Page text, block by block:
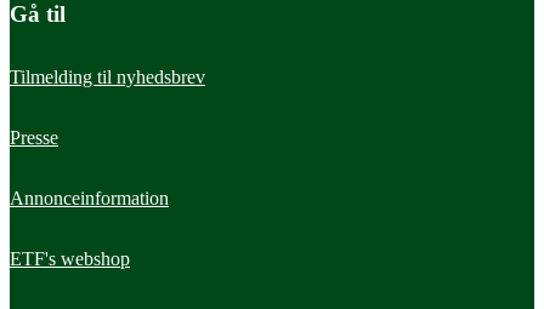
Gå til
Tilmelding til nyhedsbrev
Presse
Annonceinformation
ETF's webshop